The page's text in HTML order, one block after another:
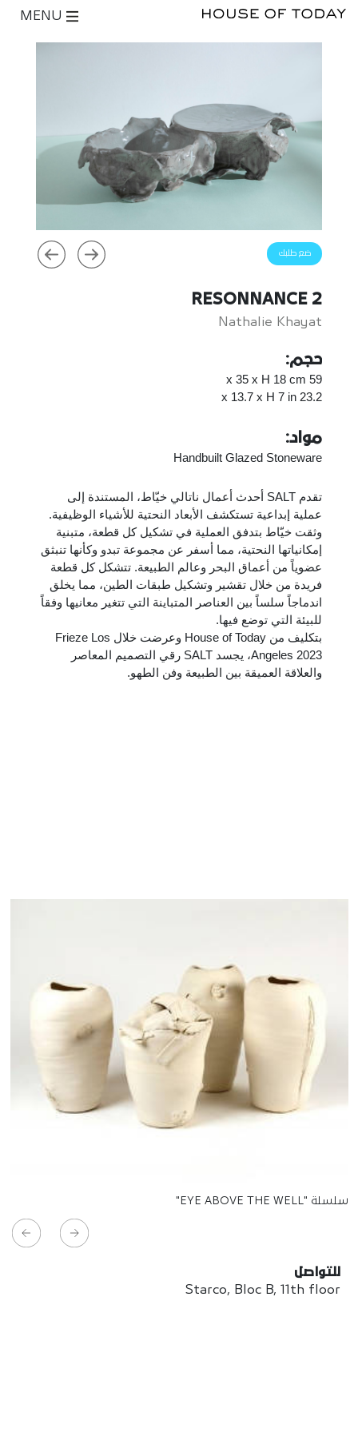
ضع طلبك
RESONNANCE 2
Nathalie Khayat
حجم:
59 x 35 x H 18 cm
23.2 x 13.7 x H 7 in
مواد:
Handbuilt Glazed Stoneware
تقدم SALT أحدث أعمال ناتالي خيّاط، المستندة إلى
عملية إبداعية تستكشف الأبعاد النحتية للأشياء الوظيفية.
وثقت خيّاط بتدفق العملية في تشكيل كل قطعة، متبنية
إمكانياتها النحتية، مما أسفر عن مجموعة تبدو وكأنها تنبثق
عضوياً من أعماق البحر وعالم الطبيعة. تتشكل كل قطعة
فريدة من خلال تقشير وتشكيل طبقات الطين، مما يخلق
اندماجاً سلساً بين العناصر المتباينة التي تتغير معانيها وفقاً
للبيئة التي توضع فيها.
بتكليف من House of Today وعرضت خلال Frieze Los
Angeles 2023، يجسد SALT رقي التصميم المعاصر
والعلاقة العميقة بين الطبيعة وفن الطهو.
سلسلة "EYE ABOVE THE WELL"
للتواصل
Starco, Bloc B, 11th floor